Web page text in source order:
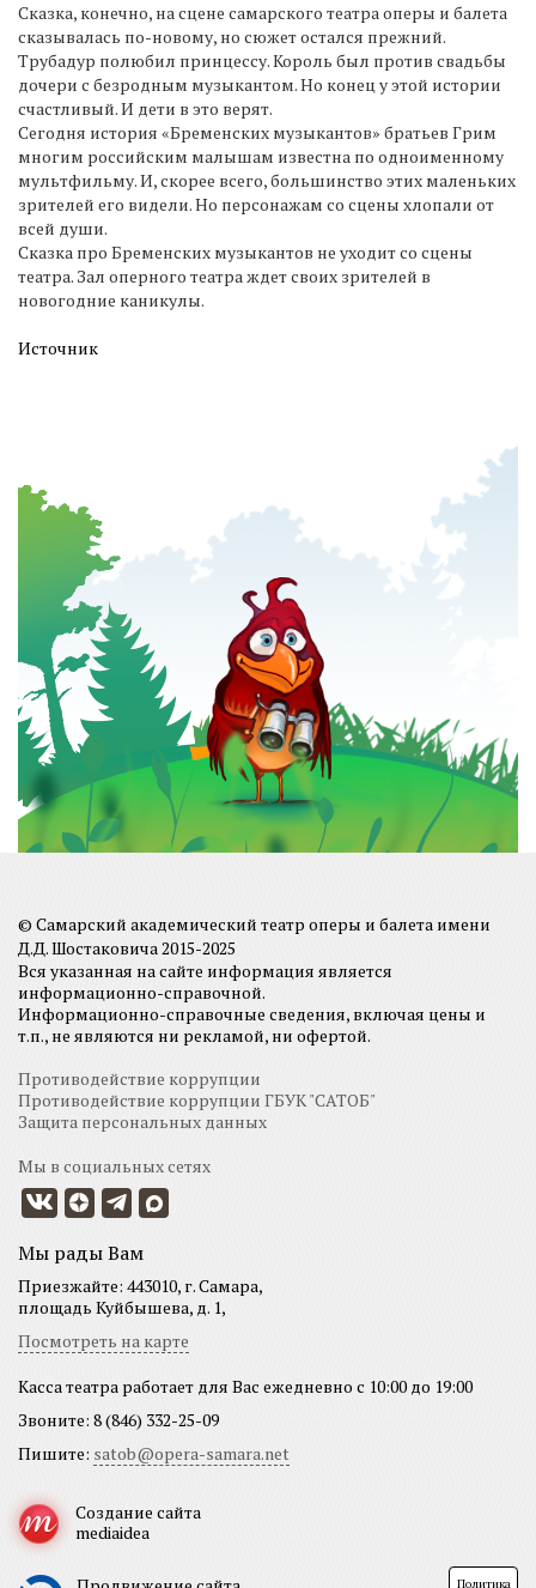
Сказка, конечно, на сцене самарского театра оперы и балета
сказывалась по-новому, но сюжет остался прежний.
Трубадур полюбил принцессу. Король был против свадьбы
дочери с безродным музыкантом. Но конец у этой истории
счастливый. И дети в это верят.
Сегодня история «Бременских музыкантов» братьев Грим
многим российским малышам известна по одноименному
мультфильму. И, скорее всего, большинство этих маленьких
зрителей его видели. Но персонажам со сцены хлопали от
всей души.
Сказка про Бременских музыкантов не уходит со сцены
театра. Зал оперного театра ждет своих зрителей в
новогодние каникулы.
Источник
© Самарский академический театр оперы и балета имени
Д.Д. Шостаковича 2015-2025
Вся указанная на сайте информация является
информационно-справочной.
Информационно-справочные сведения, включая цены и
т.п., не являются ни рекламой, ни офертой.
Противодействие коррупции
Противодействие коррупции ГБУК "САТОБ"
Защита персональных данных
Мы в социальных сетях
Мы рады Вам
Приезжайте: 443010, г. Самара,
площадь Куйбышева, д. 1,
Посмотреть на карте
Касса театра работает для Вас ежедневно с 10:00 до 19:00
Звоните: 8 (846) 332-25-09
Пишите: satob@opera-samara.net
Создание сайта
mediaidea
Политика